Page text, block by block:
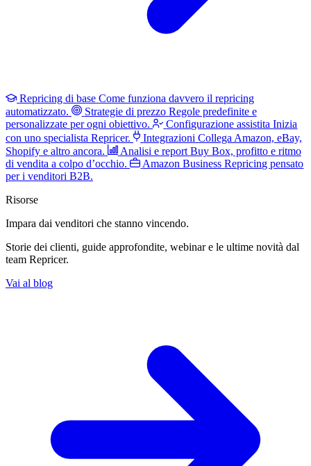
Repricing di base Come funziona davvero il repricing
automatizzato.
Strategie di prezzo Regole predefinite e
personalizzate per ogni obiettivo.
Configurazione assistita Inizia
con uno specialista Repricer.
Integrazioni Collega Amazon, eBay,
Shopify e altro ancora.
Analisi e report Buy Box, profitto e ritmo
di vendita a colpo d’occhio.
Amazon Business Repricing pensato
per i venditori B2B.
Risorse
Impara dai venditori che stanno vincendo.
Storie dei clienti, guide approfondite, webinar e le ultime novità dal
team Repricer.
Vai al blog